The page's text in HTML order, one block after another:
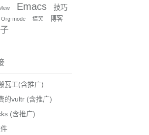
Emacs 技巧
Org-mode 搞笑 博客
瓦工(含推广)
的vultr (含推广)
(含推广)